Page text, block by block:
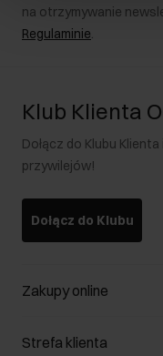
na otrzymywanie
Regulaminie.
Klub Klienta
Dołącz do Klubu
przywilejów!
Dołącz do Klubu
Zakupy online
Zarządzaj cookies
Strefa klienta